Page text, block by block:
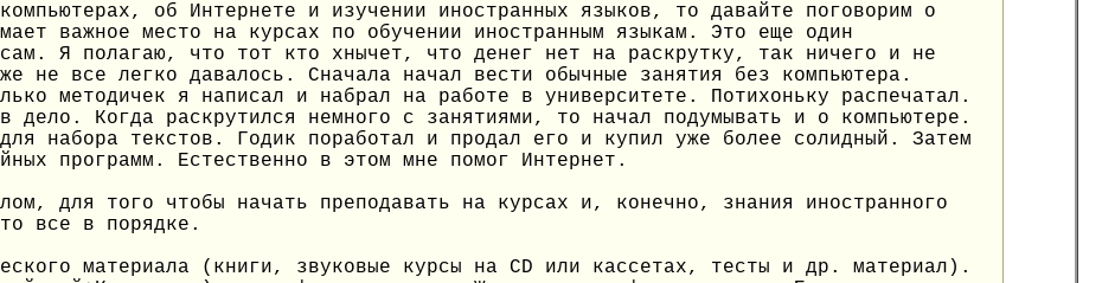
об Интернете и изучении иностранных языков, то давайте поговорим о
важное место на курсах по обучении иностранным языкам. Это еще один
Я полагаю, что тот кто хнычет, что денег нет на раскрутку, так ничего и не
не все легко давалось. Сначала начал вести обычные занятия без компьютера.
методичек я написал и набрал на работе в университете. Потихоньку распечатал.
дело. Когда раскрутился немного с занятиями, то начал подумывать и о компьютере.
набора текстов. Годик поработал и продал его и купил уже более солидный. Затем
программ. Естественно в этом мне помог Интернет.
для того чтобы начать преподавать на курсах и, конечно, знания иностранного
все в порядке.
материала (книги, звуковые курсы на CD или кассетах, тесты и др. материал).